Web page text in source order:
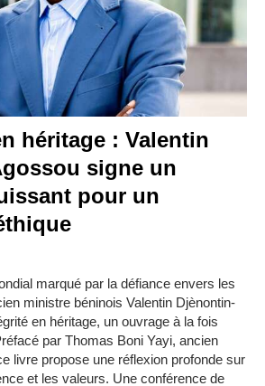
héritage : Valentin
signe un
pour un
marqué par la défiance envers les
ministre béninois Valentin Djènontin-
en héritage, un ouvrage à la fois
par Thomas Boni Yayi, ancien
livre propose une réflexion profonde sur
et les valeurs. Une conférence de